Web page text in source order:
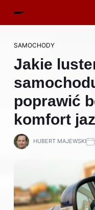
SAMOCHODY
Jakie
poprawić
komfort
HUBERT MAJEWSKI